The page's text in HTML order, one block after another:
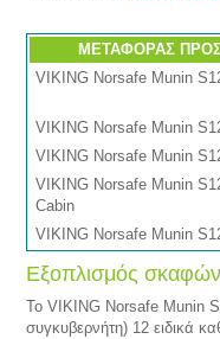
ΜΕΤΑΦΟΡΑΣ
VIKING Norsafe Munin
VIKING Norsafe Munin
VIKING Norsafe Munin
VIKING Norsafe Munin
Cabin
VIKING Norsafe Munin
Εξοπλισμός
Το VIKING Norsafe Munin
συγκυβερνήτη) 12 ειδικά